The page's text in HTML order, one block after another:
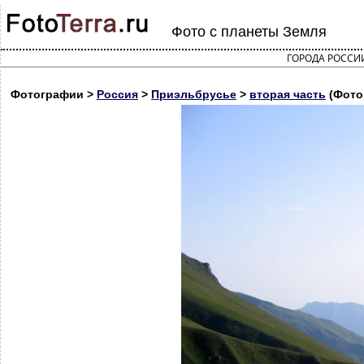
Фото с планеты Земля
ГОРОДА
Фотографии > Россия > Приэльбрусье > вторая часть